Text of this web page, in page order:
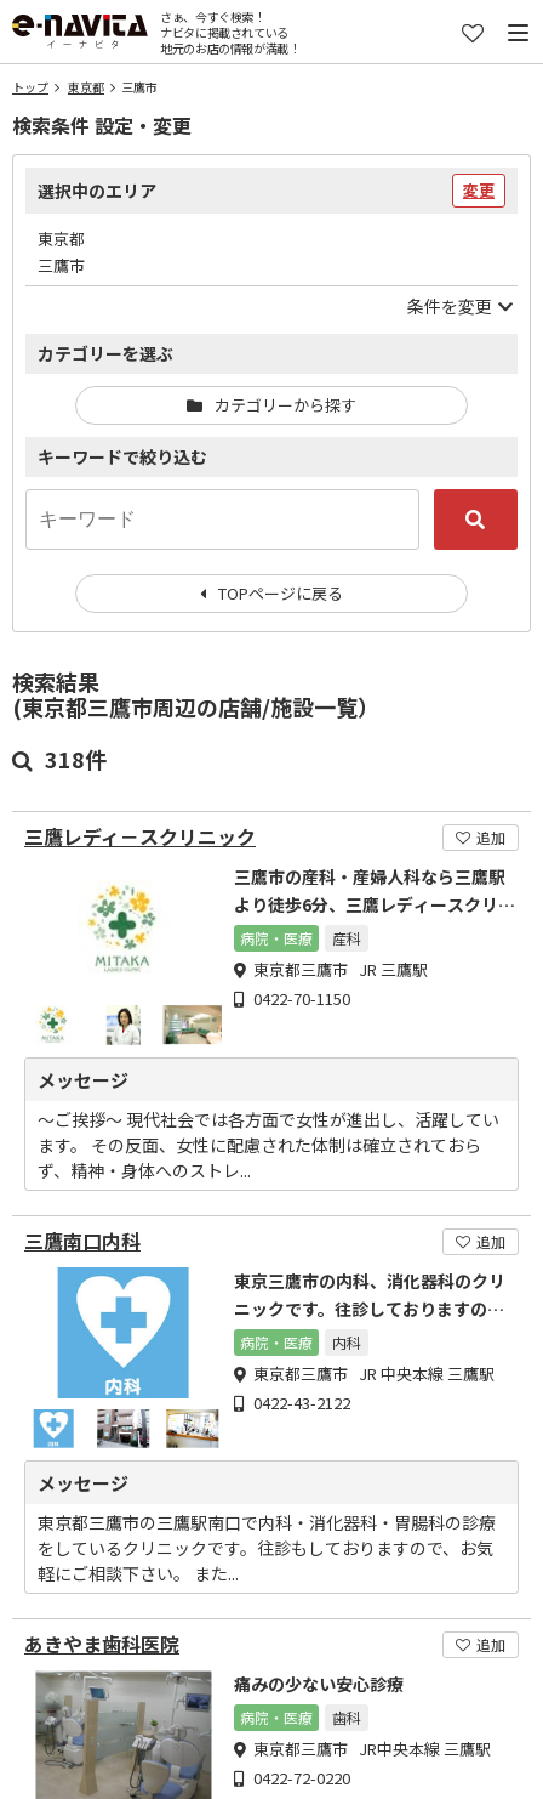
さぁ、今すぐ検索！
ナビタに掲載されている
地元のお店の情報が満載！
トップ 東京都 三鷹市
検索結果
(東京都三鷹市周辺の店舗/施設一覧）
318件
三鷹レディ－スクリニック 追加
三鷹市の産科・産婦人科なら三鷹駅
より徒歩6分、三鷹レディースクリニ
ック
病院・医療 産科
東京都三鷹市 JR 三鷹駅
0422-70-1150
メッセージ
～ご挨拶～ 現代社会では各方面で女性が進出し、活躍してい
ます。 その反面、女性に配慮された体制は確立されておら
ず、精神・身体へのストレ...
三鷹南口内科 追加
東京三鷹市の内科、消化器科のクリ
ニックです。往診しておりますの
で、お気軽にご相談ください。
病院・医療 内科
東京都三鷹市 JR 中央本線 三鷹駅
0422-43-2122
メッセージ
東京都三鷹市の三鷹駅南口で内科・消化器科・胃腸科の診療
をしているクリニックです。往診もしておりますので、お気
軽にご相談下さい。 また...
あきやま歯科医院 追加
痛みの少ない安心診療
病院・医療 歯科
東京都三鷹市 JR中央本線 三鷹駅
0422-72-0220
検索条件 設定・変更
選択中のエリア 変更
東京都
三鷹市
条件を変更
カテゴリーを選ぶ
カテゴリーから探す
キーワードで絞り込む
TOPページに戻る